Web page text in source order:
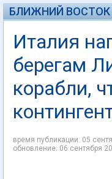
БЛИЖНИЙ ВОСТОК
Италия
берегам
корабли,
время публикации: 05
обновление: 06 сентября